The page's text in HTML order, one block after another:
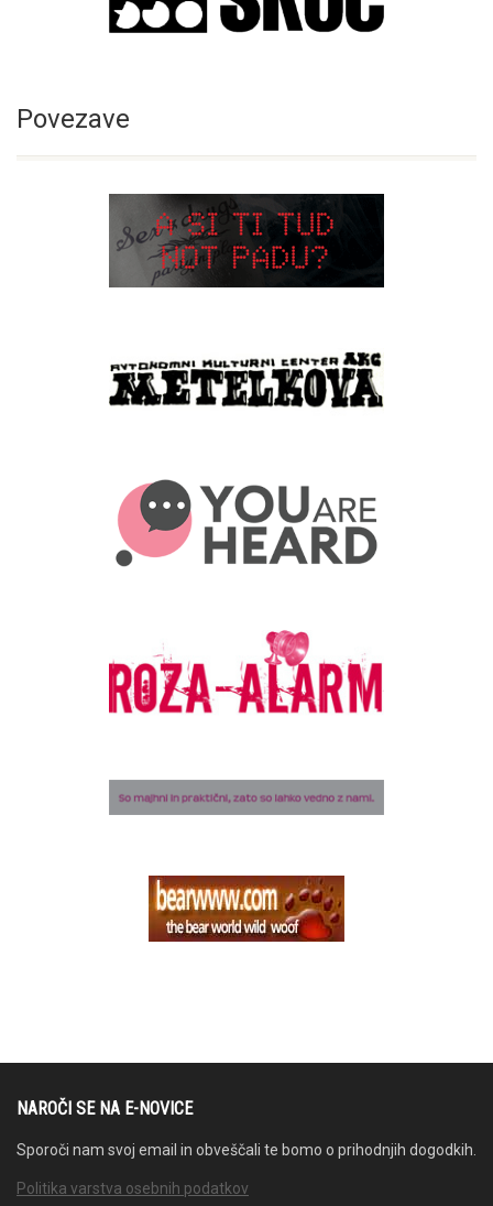
Povezave
NAROČI SE NA E-NOVICE
Sporoči nam svoj email in obveščali te bomo o prihodnjih dogodkih.
Politika varstva osebnih podatkov